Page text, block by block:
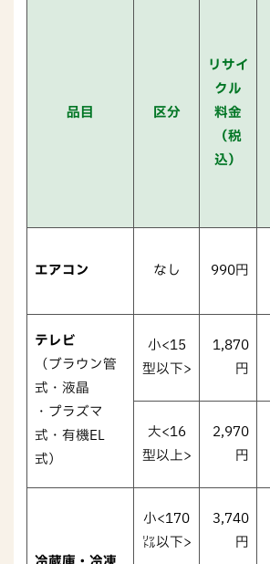
品目 区分
リサイ
クル
料金
（税
込）
エアコン なし 990円
テレビ
（ブラウン管
式・液晶
・プラズマ
式・有機EL
式）
小<15
型以下>
1,870
円
大<16
型以上>
2,970
円
小<170
㍑以下>
3,740
円